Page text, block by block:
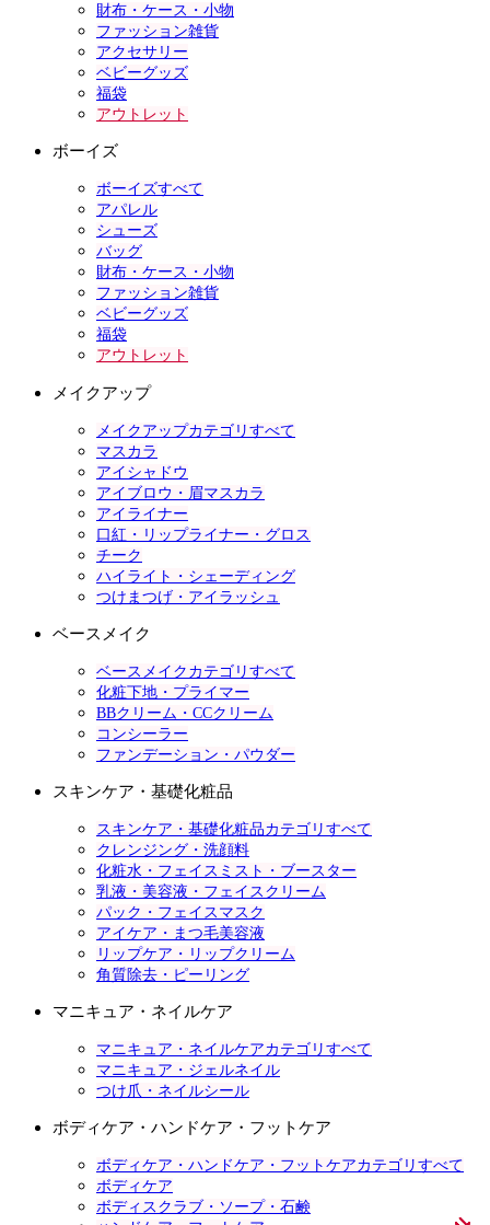
財布・ケース・小物
ファッション雑貨
アクセサリー
ベビーグッズ
福袋
アウトレット
ボーイズ
ボーイズすべて
アパレル
シューズ
バッグ
財布・ケース・小物
ファッション雑貨
ベビーグッズ
福袋
アウトレット
メイクアップ
メイクアップカテゴリすべて
マスカラ
アイシャドウ
アイブロウ・眉マスカラ
アイライナー
口紅・リップライナー・グロス
チーク
ハイライト・シェーディング
つけまつげ・アイラッシュ
ベースメイク
ベースメイクカテゴリすべて
化粧下地・プライマー
BBクリーム・CCクリーム
コンシーラー
ファンデーション・パウダー
スキンケア・基礎化粧品
スキンケア・基礎化粧品カテゴリすべて
クレンジング・洗顔料
化粧水・フェイスミスト・ブースター
乳液・美容液・フェイスクリーム
パック・フェイスマスク
アイケア・まつ毛美容液
リップケア・リップクリーム
角質除去・ピーリング
マニキュア・ネイルケア
マニキュア・ネイルケアカテゴリすべて
マニキュア・ジェルネイル
つけ爪・ネイルシール
ボディケア・ハンドケア・フットケア
ボディケア・ハンドケア・フットケアカテゴリすべて
ボディケア
ボディスクラブ・ソープ・石鹸